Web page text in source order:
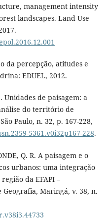
management intensity
landscapes. Land Use
da percepção, atitudes e
EDUEL, 2012.
Unidades de paisagem: a
do território de
Paulo, n. 32, p. 167-228,
5361.v0i32p167-228.
Q. R. A paisagem e o
urbanos: uma integração
da EFAPI –
Geografia, Maringá, v. 38, n.